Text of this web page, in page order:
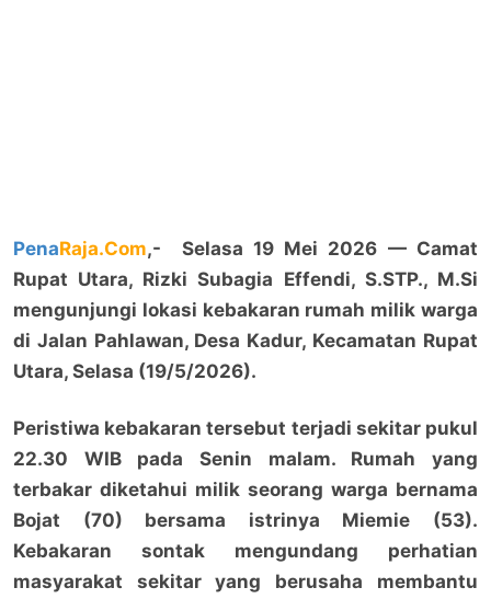
PenaRaja.Com,- Selasa 19 Mei 2026 — Camat
Rupat Utara, Rizki Subagia Effendi, S.STP., M.Si
mengunjungi lokasi kebakaran rumah milik warga
di Jalan Pahlawan, Desa Kadur, Kecamatan Rupat
Utara, Selasa (19/5/2026).
Peristiwa kebakaran tersebut terjadi sekitar pukul
22.30 WIB pada Senin malam. Rumah yang
terbakar diketahui milik seorang warga bernama
Bojat (70) bersama istrinya Miemie (53).
Kebakaran sontak mengundang perhatian
masyarakat sekitar yang berusaha membantu